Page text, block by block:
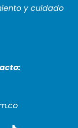
y cuidado
acto: